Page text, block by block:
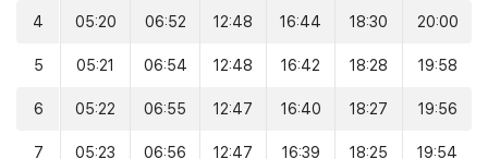
4 05:20 06:52 12:48 16:44 18:30 20:00
5 05:21 06:54 12:48 16:42 18:28 19:58
6 05:22 06:55 12:47 16:40 18:27 19:56
7 05:23 06:56 12:47 16:39 18:25 19:54